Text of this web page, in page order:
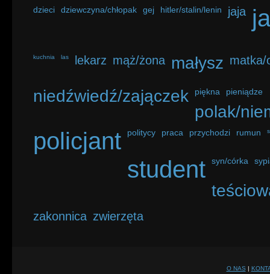
dzieci dziewczyna/chłopak gej hitler/stalin/lenin jaja
kuchnia las lekarz mąż/żona małysz matka/
niedźwiedź/zajączek piękna pieniądze
polak/
policjant politycy praca przychodzi rumun
student syn/córka
zakonnica zwierzęta
O NAS |